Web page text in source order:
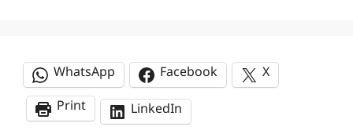
WhatsApp Facebook
X
Print
LinkedIn